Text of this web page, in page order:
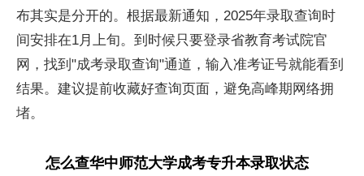
布其实是分开的。根据最新通知，2025年录取查询时
间安排在1月上旬。到时候只要登录省教育考试院官
网，找到"成考录取查询"通道，输入准考证号就能看到
结果。建议提前收藏好查询页面，避免高峰期网络拥
堵。
怎么查华中师范大学成考专升本录取状态